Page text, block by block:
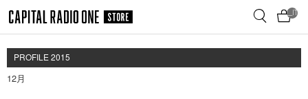
ン
コ
ン
テ
PROFILE 2015
12月